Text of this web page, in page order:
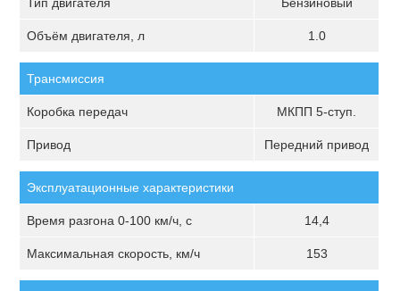
Объём двигателя, л 1.0
Трансмиссия
Коробка передач МКПП 5-ступ.
Привод Передний привод
Эксплуатационные характеристики
Время разгона 0-100 км/ч, с 14,4
Максимальная скорость, км/ч 153